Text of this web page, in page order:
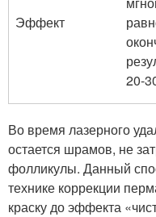
Эффект
20-
Во время лазерного
остается шрамов, не
фолликулы. Данный
технике коррекции
краску до эффекта